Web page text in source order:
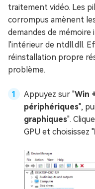
traitement vidéo. Les
corrompus amènent
demandes de
l'intérieur de ntdll.dll.
réinstallation propre
problème.
Appuyez sur "Win
périphériques",
graphiques".
GPU et choisissez "